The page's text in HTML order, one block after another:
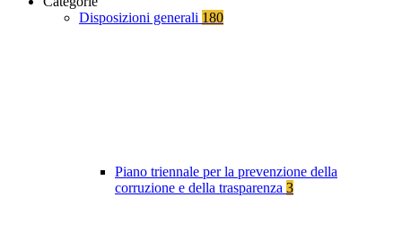
Disposizioni generali 180
Piano triennale per la prevenzione della
corruzione e della trasparenza 3